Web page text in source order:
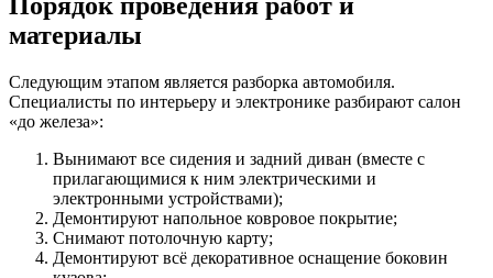
материалы
Следующим этапом является разборка автомобиля.
Специалисты по интерьеру и электронике разбирают салон
«до железа»:
Вынимают все сидения и задний диван (вместе с
прилагающимися к ним электрическими и
электронными устройствами);
Демонтируют напольное ковровое покрытие;
Снимают потолочную карту;
Демонтируют всё декоративное оснащение боковин